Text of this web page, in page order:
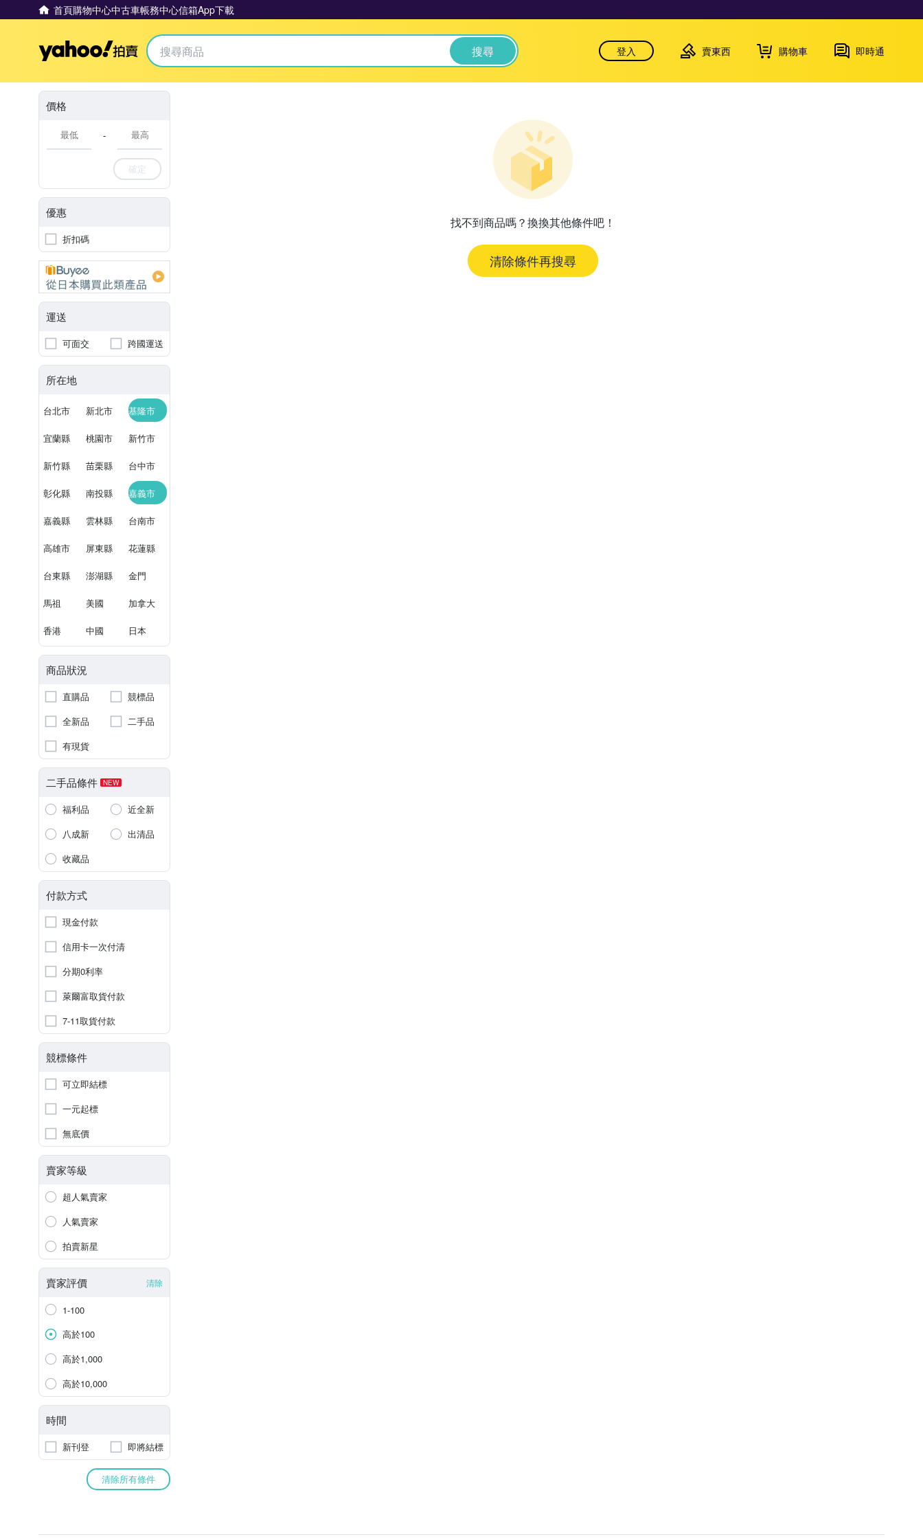
首頁購物中心中古車帳務中心信箱App下載
Yahoo拍賣 搜尋 登入 賣東西 購物車 即時通
價格
-
確定
優惠
折扣碼
運送
可面交 跨國運送
所在地
台北市 新北市 基隆市
宜蘭縣 桃園市 新竹市
新竹縣 苗栗縣 台中市
彰化縣 南投縣 嘉義市
嘉義縣 雲林縣 台南市
高雄市 屏東縣 花蓮縣
台東縣 澎湖縣 金門
馬祖 美國 加拿大
香港 中國 日本
商品狀況
直購品
競標品
全新品
二手品
有現貨
二手品條件 NEW
福利品
近全新
八成新
出清品
收藏品
付款方式
現金付款
信用卡一次付清
分期0利率
萊爾富取貨付款
7-11取貨付款
競標條件
可立即結標
一元起標
無底價
賣家等級
超人氣賣家
人氣賣家
拍賣新星
賣家評價 清除
1-100
高於100
高於1,000
高於10,000
時間
新刊登 即將結標
清除所有條件
找不到商品嗎？換換其他條件吧！
清除條件再搜尋